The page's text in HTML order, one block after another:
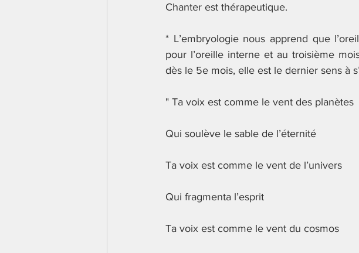
Chanter est thérapeutique.
* L’embryologie nous apprend que
pour l’oreille interne et au troisième
dès le 5e mois, elle est le dernier sens à
" Ta voix est comme le vent des planètes
Qui soulève le sable de l’éternité
Ta voix est comme le vent de l’univers
Qui fragmenta l’esprit
Ta voix est comme le vent du cosmos